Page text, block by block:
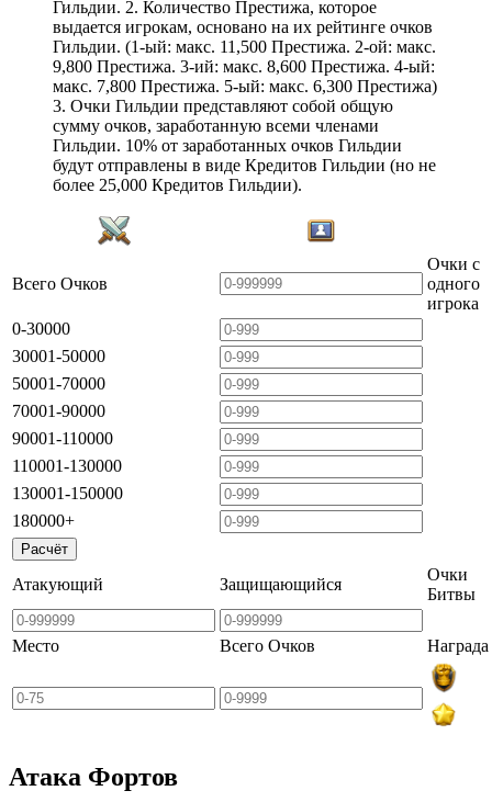
Гильдии. 2. Количество Престижа, которое
выдается игрокам, основано на их рейтинге очков
Гильдии. (1-ый: макс. 11,500 Престижа. 2-ой: макс.
9,800 Престижа. 3-ий: макс. 8,600 Престижа. 4-ый:
макс. 7,800 Престижа. 5-ый: макс. 6,300 Престижа)
3. Очки Гильдии представляют собой общую
сумму очков, заработанную всеми членами
Гильдии. 10% от заработанных очков Гильдии
будут отправлены в виде Кредитов Гильдии (но не
более 25,000 Кредитов Гильдии).
Всего Очков
Очки с
одного
игрока
0-30000
30001-50000
50001-70000
70001-90000
90001-110000
110001-130000
130001-150000
180000+
Атакующий Защищающийся
Очки
Битвы
Место Всего Очков Награда
Атака Фортов